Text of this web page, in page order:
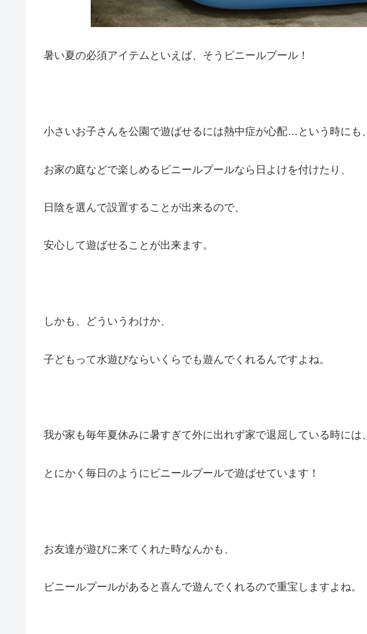
暑い夏の必須アイテムといえば、そうビニールプール！
小さいお子さんを公園で遊ばせるには熱中症が心配…という時にも、
お家の庭などで楽しめるビニールプールなら日よけを付けたり、
日陰を選んで設置することが出来るので、
安心して遊ばせることが出来ます。
しかも、どういうわけか、
子どもって水遊びならいくらでも遊んでくれるんですよね。
我が家も毎年夏休みに暑すぎて外に出れず家で退屈している時には、
とにかく毎日のようにビニールプールで遊ばせています！
お友達が遊びに来てくれた時なんかも、
ビニールプールがあると喜んで遊んでくれるので重宝しますよね。